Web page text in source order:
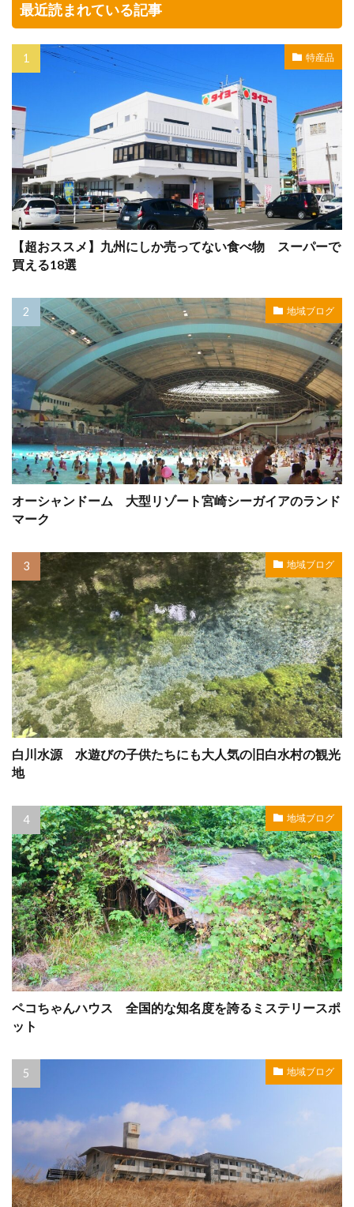
最近読まれている記事
特産品
【超おススメ】九州にしか売ってない食べ物 スーパーで
買える18選
地域ブログ
オーシャンドーム 大型リゾート宮崎シーガイアのランド
マーク
地域ブログ
白川水源 水遊びの子供たちにも大人気の旧白水村の観光
地
地域ブログ
ペコちゃんハウス 全国的な知名度を誇るミステリースポ
ット
地域ブログ